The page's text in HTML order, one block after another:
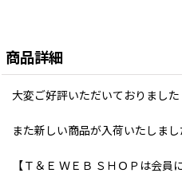
商品詳細
大変ご好評いただいておりまし
また新しい商品が入荷いたしまし
【Ｔ＆Ｅ ＷＥＢ ＳＨＯＰは会員